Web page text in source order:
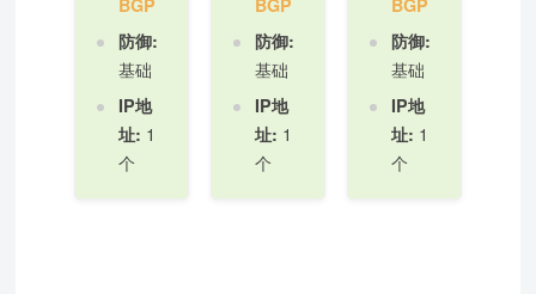
BGP
防御:
基础
IP地
址: 1
个
BGP
防御:
基础
IP地
址: 1
个
BGP
防御:
基础
IP地
址: 1
个